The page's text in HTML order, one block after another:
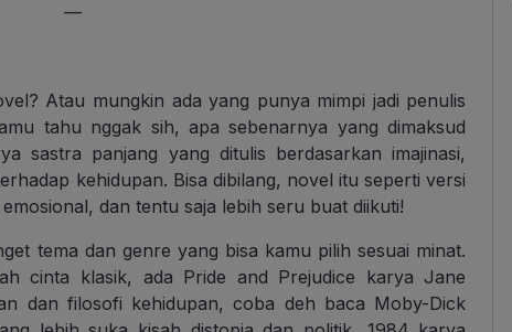
—
Atau mungkin ada yang punya mimpi jadi penulis
tahu nggak sih, apa sebenarnya yang dimaksud
sastra panjang yang ditulis berdasarkan imajinasi,
kehidupan. Bisa dibilang, novel itu seperti versi
dan tentu saja lebih seru buat diikuti!
tema dan genre yang bisa kamu pilih sesuai minat.
cinta klasik, ada Pride and Prejudice karya Jane
dan filosofi kehidupan, coba deh baca Moby-Dick